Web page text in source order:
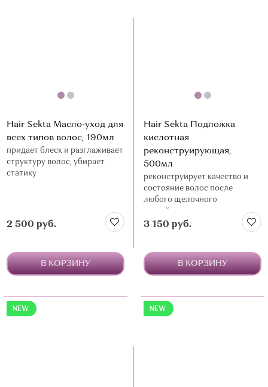
Hair Sekta Масло-уход для
всех типов волос, 190мл
придает блеск и разглаживает
структуру волос, убирает
статику
2 500 руб.
В КОРЗИНУ
Hair Sekta Подложка
кислотная
реконструирующая,
500мл
реконструирует качество и
состояние волос после
любого щелочного
воздействия, только для
поврежденных волос
3 150 руб.
В КОРЗИНУ
NEW NEW